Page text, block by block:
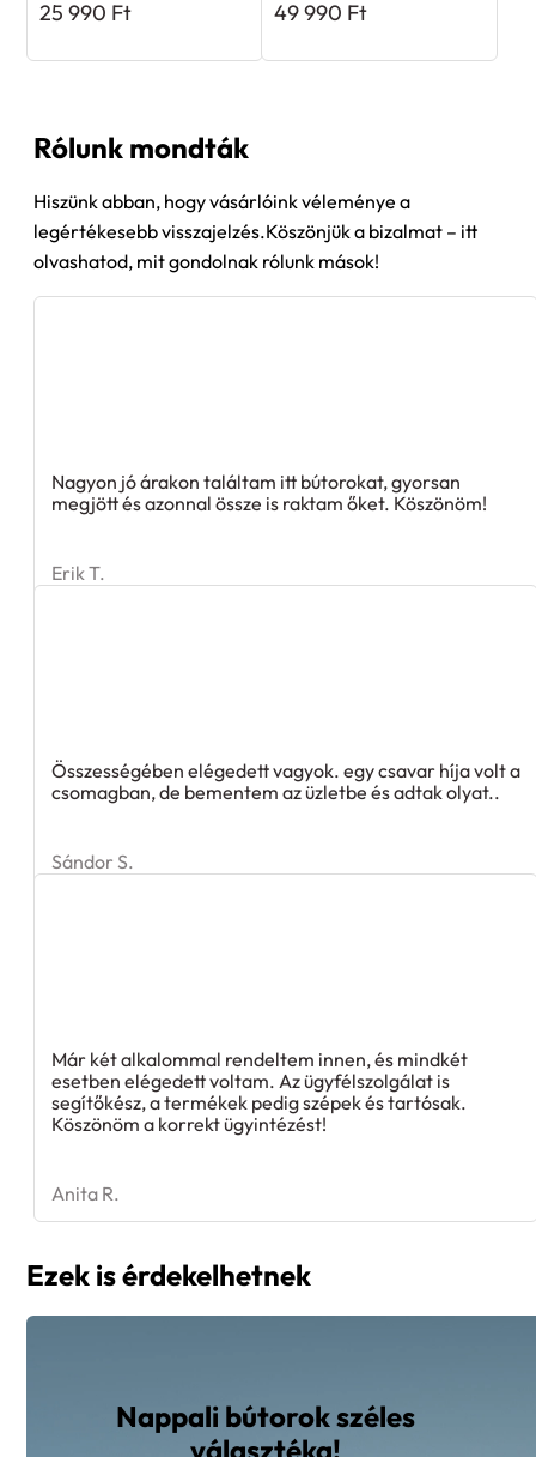
legértékesebb visszajelzés.Köszönjük a bizalmat – itt
olvashatod, mit gondolnak rólunk mások!
megjött és azonnal össze is raktam őket. Köszönöm!
csomagban, de bementem az üzletbe és adtak olyat..
esetben elégedett voltam. Az ügyfélszolgálat is
segítőkész, a termékek pedig szépek és tartósak.
Köszönöm a korrekt ügyintézést!
választéka!